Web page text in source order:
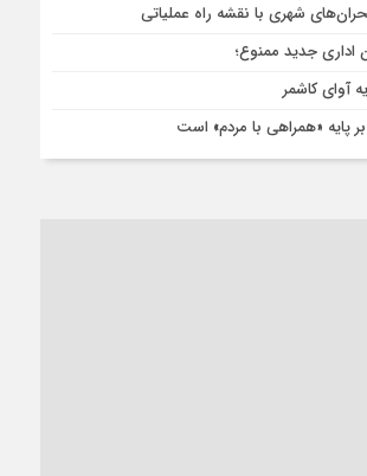
شهری با نقشه راه عملیاتی
جدید ممنوع؛
پایه «همراهی با مردم» است